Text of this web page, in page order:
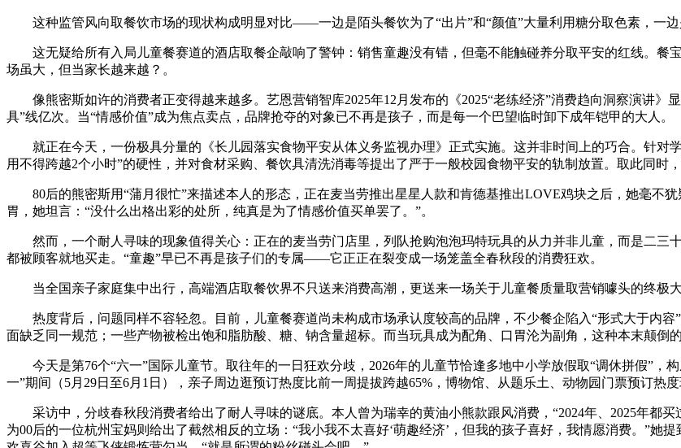
这种监管风向取餐饮市场的现状构成明显对比——一边是陌头餐饮为了“出片”和“颜值”大量利用糖分取色素，一边
这无疑给所有入局儿童餐赛道的酒店取餐企敲响了警钟：销售童趣没有错，但毫不能触碰养分取平安的红线。餐
场虽大，但当家长越来越？。
像熊密斯如许的消费者正变得越来越多。艺恩营销智库2025年12月发布的《2025“老练经济”消费趋向洞察演讲》
具”线亿次。当“情感价值”成为焦点卖点，品牌抢夺的对象已不再是孩子，而是每一个巴望临时卸下成年铠甲的大人。
就正在今天，一份极具分量的《长儿园落实食物平安从体义务监视办理》正式实施。这并非时间上的巧合。针对
用不得跨越2个小时”的硬性，并对食材采购、餐饮具清洗消毒等提出了严于一般校园食物平安的轨制放置。取此同时
80后的熊密斯用“蒲月很忙”来描述本人的形态，正在麦当劳推出星星人款和肯德基推出LOVE鸡块之后，她毫不犹
胃，她坦言：“没什么出格出彩的处所，纯真是为了情感价值买单罢了。”。
然而，一个耐人寻味的现象值得关心：正在的麦当劳门店里，列队抢购泡泡玛特玩具的从力并非儿童，而是二三
都被顾客就地买走。“童趣”早已不再是孩子们的专属——它正正在裂变成一场笼盖全春秋段的消费狂欢。
当全国亲子家庭集中出行，高端酒店取餐饮界不只送来消费高潮，更送来一场关于儿童餐质量取营销噱头的终极大
热度背后，问题同样不容轻忽。目前，儿童餐赛道尚未构成市场承认度较高的品牌，不少餐企陷入“形式大于内容
面缺乏同一规范；一些产物被检出饱和脂肪酸、糖、钠含量超标。而当玩具成为配角、口胃沦为副角，这种本末颠倒
今天是第76个“六一”国际儿童节。取往年的一日狂欢分歧，2026年的儿童节恰逢多地中小学放假取“调休拼假”，
一”期间（5月29日至6月1日），亲子周边逛预订热度比前一周提拔跨越65%，博物馆、从题乐土、动物园门票预订热度
采访中，分歧春秋段消费者给出了耐人寻味的谜底。本人曾为瑞幸的黄油小熊款跟风消费，“2024年、2025年都买
为00后的一位杭州宝妈则给出了截然相反的立场：“我小我不太喜好‘萌趣经济’，但我的孩子喜好，我情愿消费。”她